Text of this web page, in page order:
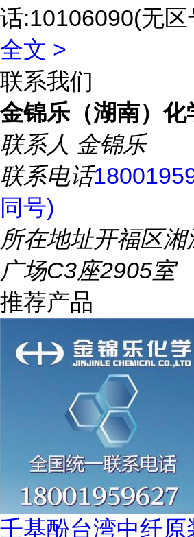
话:10106090(无区
全文 >
联系我们
金锦乐（湖南）化
联系人 金锦乐
联系电话
同号)
所在地址开福区湘
广场C3座2905室
推荐产品
壬基酚台湾中纤原